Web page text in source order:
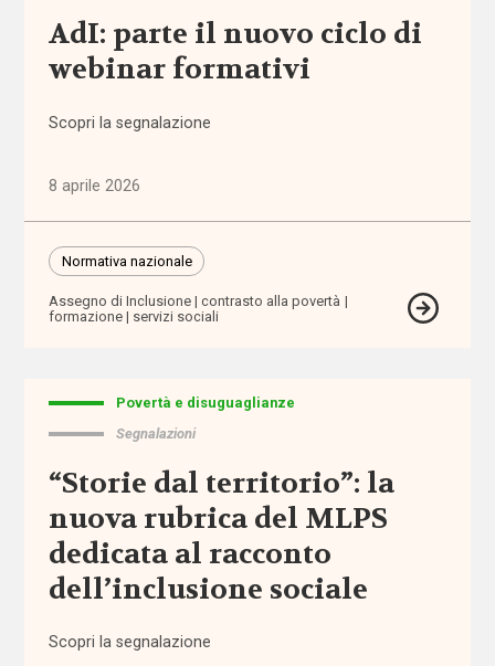
amministratore
Anpal
aree
interne
aspettativa
AdI: parte il nuovo ciclo di
webinar formativi
Scopri la segnalazione
8 aprile 2026
Normativa nazionale
Assegno di Inclusione
contrasto alla povertà
formazione
servizi sociali
Povertà e disuguaglianze
Segnalazioni
“Storie dal territorio”: la
nuova rubrica del MLPS
dedicata al racconto
dell’inclusione sociale
Scopri la segnalazione